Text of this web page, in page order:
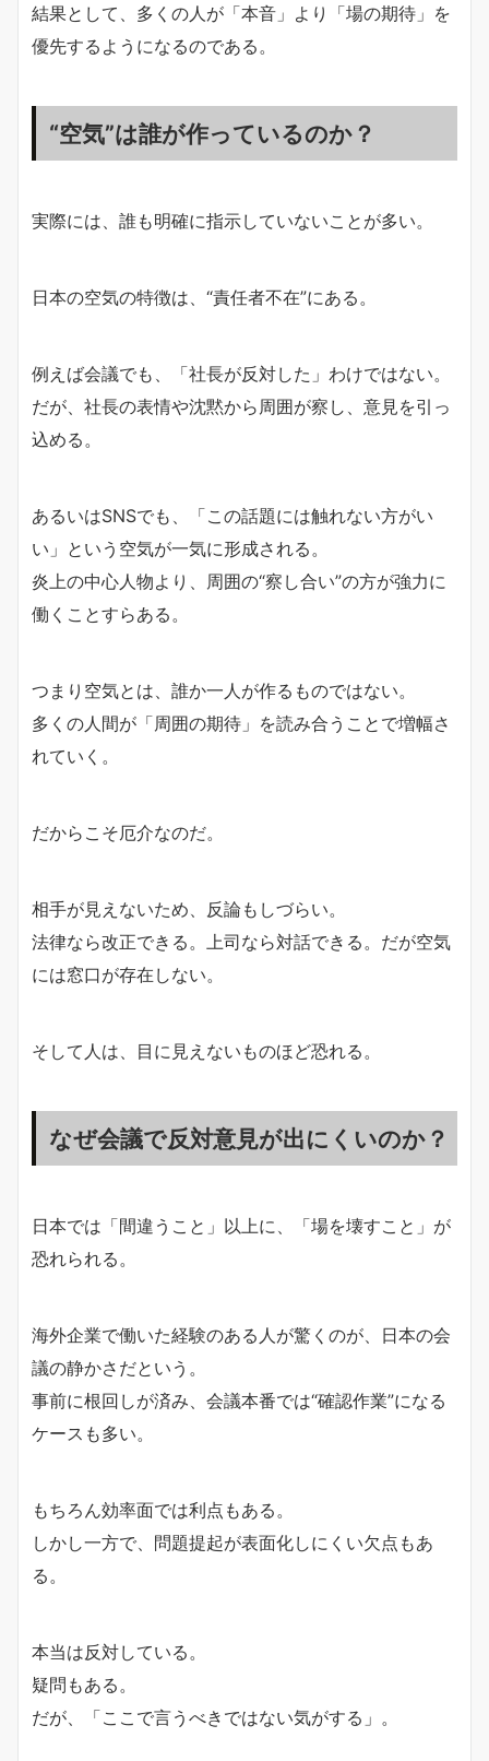
結果として、多くの人が「本音」より「場の期待」を
優先するようになるのである。
“空気”は誰が作っているのか？
実際には、誰も明確に指示していないことが多い。
日本の空気の特徴は、“責任者不在”にある。
例えば会議でも、「社長が反対した」わけではない。
だが、社長の表情や沈黙から周囲が察し、意見を引っ
込める。
あるいはSNSでも、「この話題には触れない方がい
い」という空気が一気に形成される。
炎上の中心人物より、周囲の“察し合い”の方が強力に
働くことすらある。
つまり空気とは、誰か一人が作るものではない。
多くの人間が「周囲の期待」を読み合うことで増幅さ
れていく。
だからこそ厄介なのだ。
相手が見えないため、反論もしづらい。
法律なら改正できる。上司なら対話できる。だが空気
には窓口が存在しない。
そして人は、目に見えないものほど恐れる。
なぜ会議で反対意見が出にくいのか？
日本では「間違うこと」以上に、「場を壊すこと」が
恐れられる。
海外企業で働いた経験のある人が驚くのが、日本の会
議の静かさだという。
事前に根回しが済み、会議本番では“確認作業”になる
ケースも多い。
もちろん効率面では利点もある。
しかし一方で、問題提起が表面化しにくい欠点もあ
る。
本当は反対している。
疑問もある。
だが、「ここで言うべきではない気がする」。